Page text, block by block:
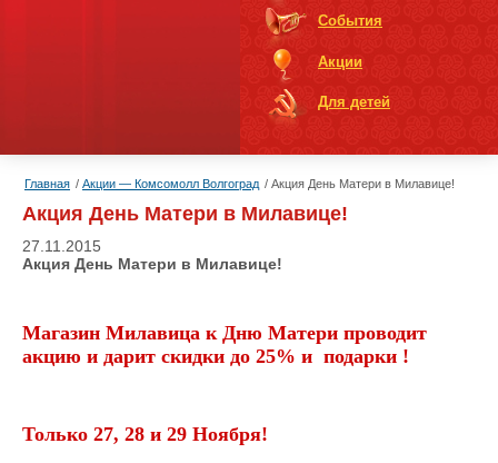
События
Акции
Для детей
Главная Акции — Комсомолл Волгоград Акция День Матери в Милавице!
Акция День Матери в Милавице!
27.11.2015
Акция День Матери в Милавице!
Магазин Милавица к Дню Матери проводит
акцию и дарит скидки до 25% и подарки !
Только 27, 28 и 29 Ноября!